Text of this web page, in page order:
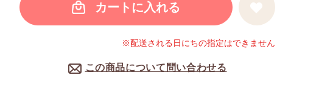
カートに入れる
この商品について問い合わせる
※配送される日にちの指定はできません